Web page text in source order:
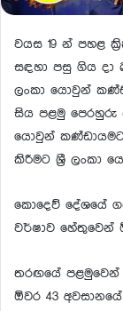
වයස 19 න් පහළ
සඳහා පසු ගිය දා
ලංකා යොවුන්
සිය පළමු පෙරහුරු
යොවුන් කණ්ඩායමට
කිරීමට ශ්‍රී ලංකා
කොදෙව් දේශයේ
වර්ෂාව හේතුවෙන්
තරඟයේ පළමුවෙන්
ඕවර 43